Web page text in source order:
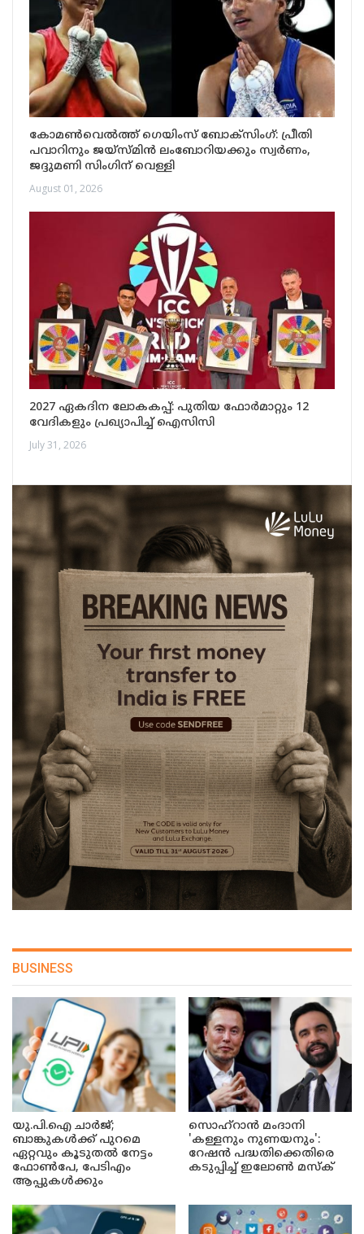
കോമൺവെൽത്ത് ഗെയിംസ് ബോക്‌സിംഗ്: പ്രീതി
പവാറിനും ജയ്‌സ്മിൻ ലംബോറിയക്കും സ്വർണം,
ജദ്ദുമണി സിംഗിന് വെള്ളി
August 01, 2026
2027 ഏകദിന ലോകകപ്പ്: പുതിയ ഫോർമാറ്റും 12
വേദികളും പ്രഖ്യാപിച്ച് ഐസിസി
July 31, 2026
BUSINESS
യു.പി.ഐ ചാർജ്;
ബാങ്കുകൾക്ക് പുറമെ
ഏറ്റവും കൂടുതൽ നേട്ടം
ഫോൺപേ, പേടിഎം
ആപ്പുകൾക്കും
സൊഹ്റാൻ മംദാനി
'കള്ളനും നുണയനും':
റേഷൻ പദ്ധതിക്കെതിരെ
കടുപ്പിച്ച് ഇലോൺ മസ്ക്